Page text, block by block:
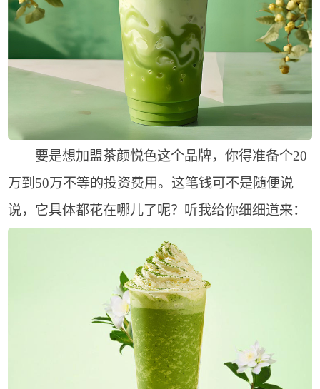
要是想加盟茶颜悦色这个品牌，你得准备个20
万到50万不等的投资费用。这笔钱可不是随便说
说，它具体都花在哪儿了呢？听我给你细细道来：